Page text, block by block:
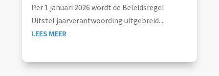
Per 1 januari 2026 wordt de Beleidsregel
Uitstel jaarverantwoording uitgebreid....
LEES MEER